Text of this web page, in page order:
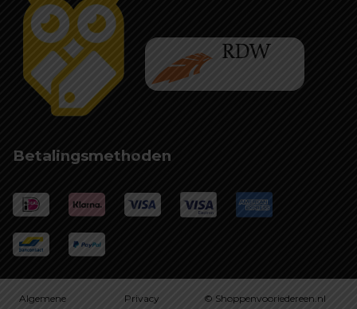
Betalingsmethoden
Algemene
Privacy
© Shoppenvooriedereen.nl